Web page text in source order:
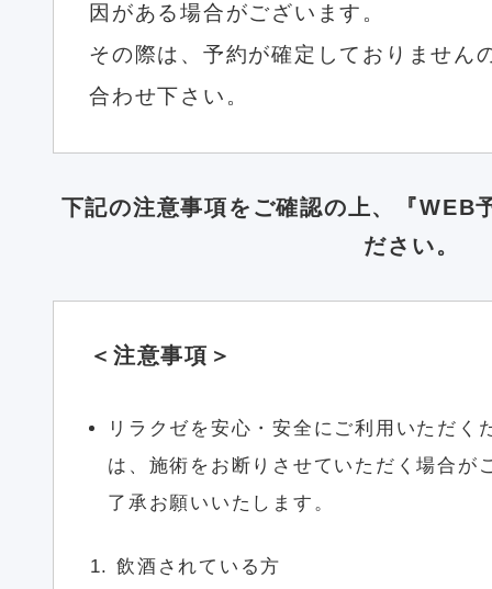
因がある場合がございます。
その際は、予約が確定しておりません
合わせ下さい。
下記の注意事項をご確認の上、『WEB
ださい。
＜注意事項＞
リラクゼを安心・安全にご利用いただく
は、施術をお断りさせていただく場合が
了承お願いいたします。
飲酒されている方